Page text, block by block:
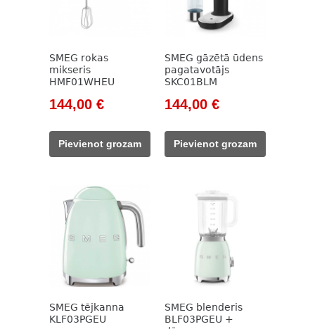
SMEG rokas
mikseris
HMF01WHEU
Original
was:
165,00 €.
144,00 €Current
144,00 €.
Pievienot grozam
SMEG gāzētā ūdens
pagatavotājs
SKC01BLM
Original
was:
164,00 €.
144,00 €Current
144,00 €.
Pievienot grozam
SMEG tējkanna
KLF03PGEU
SMEG blenderis
BLF03PGEU +